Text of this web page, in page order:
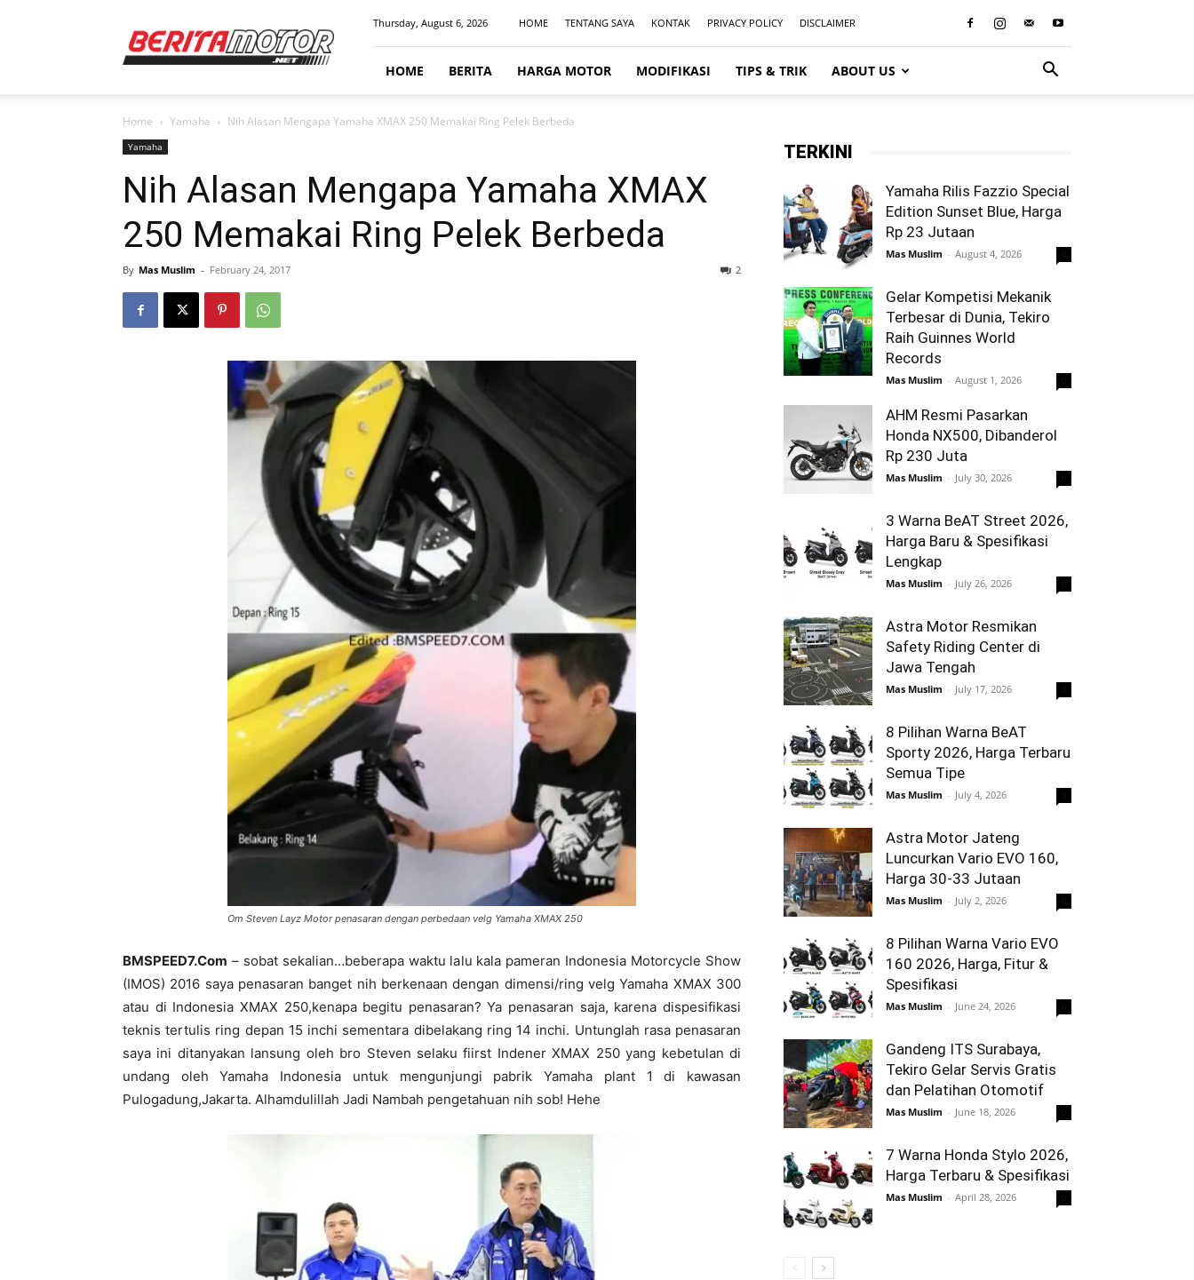
Thursday, August 6, 2026 HOME TENTANG SAYA KONTAK PRIVACY POLICY DISCLAIMER
HOME BERITA HARGA MOTOR MODIFIKASI TIPS & TRIK ABOUT US
Home Yamaha Nih Alasan Mengapa Yamaha XMAX 250 Memakai Ring Pelek Berbeda
Yamaha
Nih Alasan Mengapa Yamaha XMAX
250 Memakai Ring Pelek Berbeda
By Mas Muslim - February 24, 2017 2
Om Steven Layz Motor penasaran dengan perbedaan velg Yamaha XMAX 250
BMSPEED7.Com – sobat sekalian…beberapa waktu lalu kala pameran Indonesia Motorcycle Show
(IMOS) 2016 saya penasaran banget nih berkenaan dengan dimensi/ring velg Yamaha XMAX 300
atau di Indonesia XMAX 250,kenapa begitu penasaran? Ya penasaran saja, karena dispesifikasi
teknis tertulis ring depan 15 inchi sementara dibelakang ring 14 inchi. Untunglah rasa penasaran
saya ini ditanyakan lansung oleh bro Steven selaku fiirst Indener XMAX 250 yang kebetulan di
undang oleh Yamaha Indonesia untuk mengunjungi pabrik Yamaha plant 1 di kawasan
Pulogadung,Jakarta. Alhamdulillah Jadi Nambah pengetahuan nih sob! Hehe
TERKINI
Yamaha Rilis Fazzio Special
Edition Sunset Blue, Harga
Rp 23 Jutaan
Mas Muslim - August 4, 2026
Gelar Kompetisi Mekanik
Terbesar di Dunia, Tekiro
Raih Guinnes World
Records
Mas Muslim - August 1, 2026
AHM Resmi Pasarkan
Honda NX500, Dibanderol
Rp 230 Juta
Mas Muslim - July 30, 2026
3 Warna BeAT Street 2026,
Harga Baru & Spesifikasi
Lengkap
Mas Muslim - July 26, 2026
Astra Motor Resmikan
Safety Riding Center di
Jawa Tengah
Mas Muslim - July 17, 2026
8 Pilihan Warna BeAT
Sporty 2026, Harga Terbaru
Semua Tipe
Mas Muslim - July 4, 2026
Astra Motor Jateng
Luncurkan Vario EVO 160,
Harga 30-33 Jutaan
Mas Muslim - July 2, 2026
8 Pilihan Warna Vario EVO
160 2026, Harga, Fitur &
Spesifikasi
Mas Muslim - June 24, 2026
Gandeng ITS Surabaya,
Tekiro Gelar Servis Gratis
dan Pelatihan Otomotif
Mas Muslim - June 18, 2026
7 Warna Honda Stylo 2026,
Harga Terbaru & Spesifikasi
Mas Muslim - April 28, 2026